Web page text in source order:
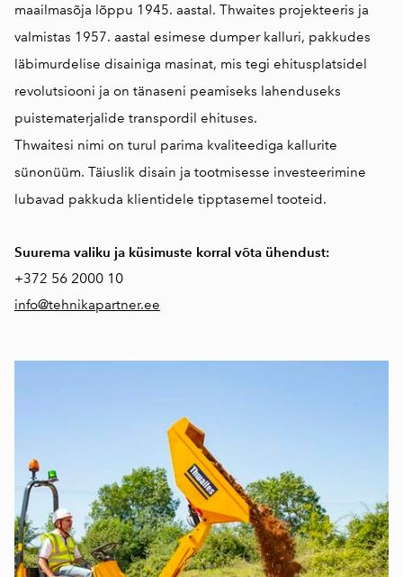
maailmasõja lõppu 1945. aastal. Thwaites projekteeris ja
valmistas 1957. aastal esimese dumper kalluri, pakkudes
läbimurdelise disainiga masinat, mis tegi ehitusplatsidel
revolutsiooni ja on tänaseni peamiseks lahenduseks
puistematerjalide transpordil ehituses.
Thwaitesi nimi on turul parima kvaliteediga kallurite
sünonüüm. Täiuslik disain ja tootmisesse investeerimine
lubavad pakkuda klientidele tipptasemel tooteid.
Suurema valiku ja küsimuste korral võta ühendust:
+372 56 2000 10
info@tehnikapartner.ee